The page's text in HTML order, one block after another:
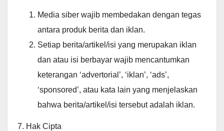
Media siber wajib membedakan dengan tegas
antara produk berita dan iklan.
Setiap berita/artikel/isi yang merupakan iklan
dan atau isi berbayar wajib mencantumkan
keterangan ‘advertorial’, ‘iklan’, ‘ads’,
‘sponsored’, atau kata lain yang menjelaskan
bahwa berita/artikel/isi tersebut adalah iklan.
7. Hak Cipta